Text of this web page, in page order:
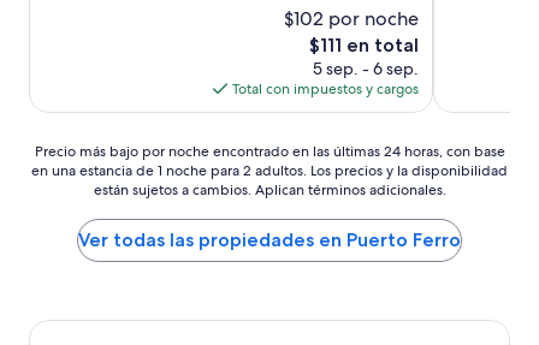
$102 por noche
El
precio
actual
es
$111
$111 en total
5 sep. - 6 sep.
Total con impuestos y cargos
Precio
más
encontrado
últimas
Precio más bajo por noche encontrado en las últimas 24 horas, con base
en una estancia de 1 noche para 2 adultos. Los precios y la disponibilidad
están sujetos a cambios. Aplican términos adicionales.
Ver todas las propiedades en Puerto Ferro